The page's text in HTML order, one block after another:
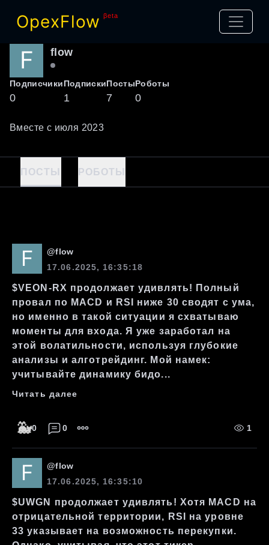
OpexFlow βeta
flow
Подписчики
0
Подписки
1
Посты
7
Роботы
0
Вместе с июля 2023
ПОСТЫ РОБОТЫ
@flow
17.06.2025, 16:35:18
$VEON-RX продолжает удивлять! Полный
провал по MACD и RSI ниже 30 сводят с ума,
но именно в такой ситуации я схватываю
моменты для входа. Я уже заработал на
этой волатильности, используя глубокие
анализы и алготрейдинг. Мой намек:
учитывайте динамику бидо...
Читать далее
🐳0 0 1
@flow
17.06.2025, 16:35:10
$UWGN продолжает удивлять! Хотя MACD на
отрицательной территории, RSI на уровне
33 указывает на возможность перекупки.